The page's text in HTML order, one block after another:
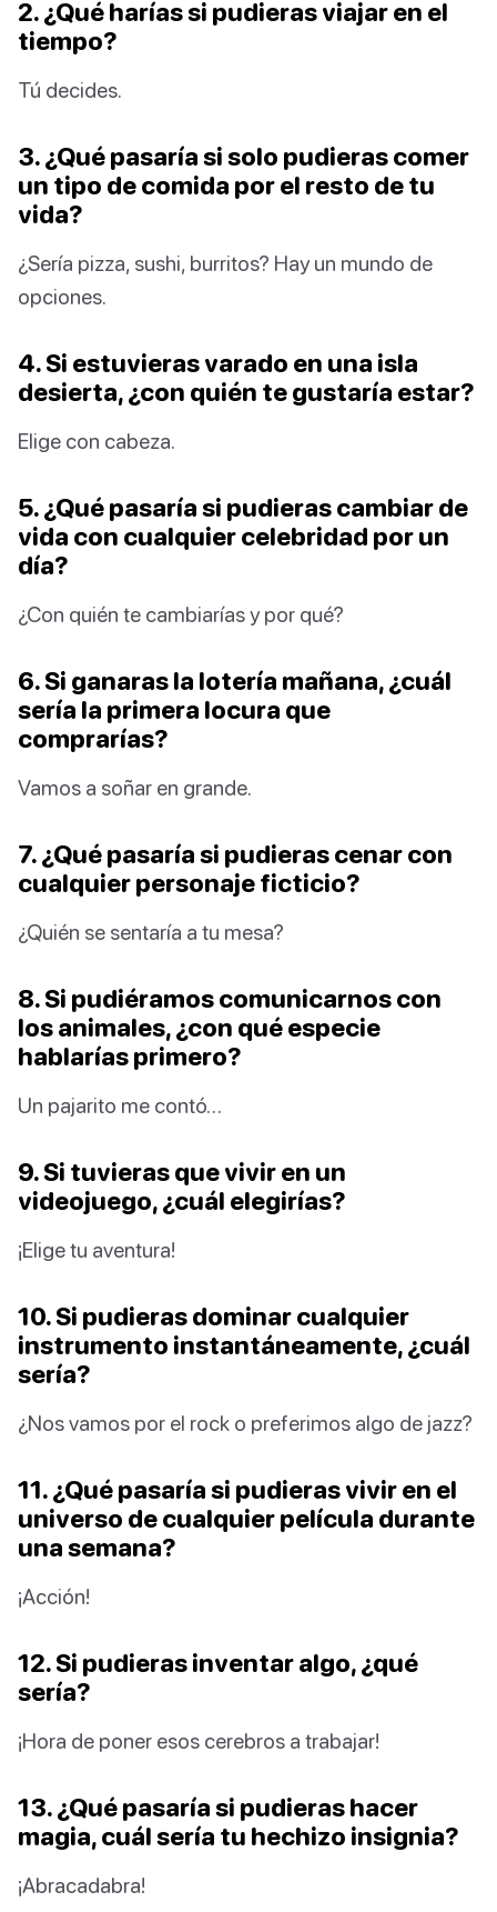
2. ¿Qué harías si pudieras viajar en el
tiempo?
Tú decides.
3. ¿Qué pasaría si solo pudieras comer
un tipo de comida por el resto de tu
vida?
¿Sería pizza, sushi, burritos? Hay un mundo de
opciones.
4. Si estuvieras varado en una isla
desierta, ¿con quién te gustaría estar?
Elige con cabeza.
5. ¿Qué pasaría si pudieras cambiar de
vida con cualquier celebridad por un
día?
¿Con quién te cambiarías y por qué?
6. Si ganaras la lotería mañana, ¿cuál
sería la primera locura que
comprarías?
Vamos a soñar en grande.
7. ¿Qué pasaría si pudieras cenar con
cualquier personaje ficticio?
¿Quién se sentaría a tu mesa?
8. Si pudiéramos comunicarnos con
los animales, ¿con qué especie
hablarías primero?
Un pajarito me contó…
9. Si tuvieras que vivir en un
videojuego, ¿cuál elegirías?
¡Elige tu aventura!
10. Si pudieras dominar cualquier
instrumento instantáneamente, ¿cuál
sería?
¿Nos vamos por el rock o preferimos algo de jazz?
11. ¿Qué pasaría si pudieras vivir en el
universo de cualquier película durante
una semana?
¡Acción!
12. Si pudieras inventar algo, ¿qué
sería?
¡Hora de poner esos cerebros a trabajar!
13. ¿Qué pasaría si pudieras hacer
magia, cuál sería tu hechizo insignia?
¡Abracadabra!